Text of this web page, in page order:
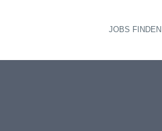
JOBS FINDEN